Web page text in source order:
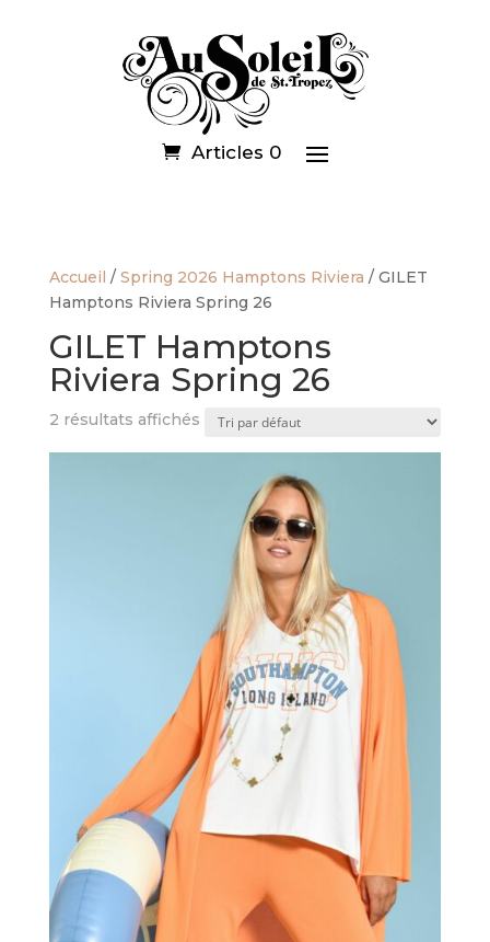
Articles 0
Accueil / Spring 2026 Hamptons Riviera / GILET
Hamptons Riviera Spring 26
GILET Hamptons
Riviera Spring 26
2 résultats affichés